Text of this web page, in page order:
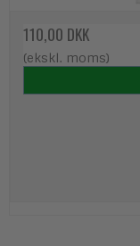
110,00 DKK
(ekskl. moms)